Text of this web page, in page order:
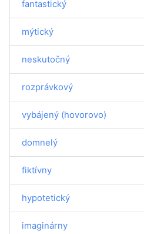
fantastický
mýtický
neskutočný
rozprávkový
vybájený (hovorovo)
domnelý
fiktívny
hypotetický
imaginárny